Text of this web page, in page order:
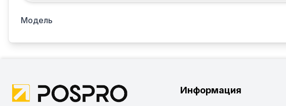
Модель
Информация